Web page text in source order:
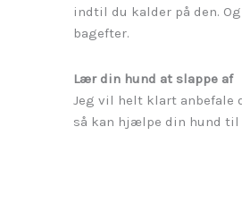
indtil du kalder på den.
bagefter.
Lær din hund at slappe af
Jeg vil helt klart anbefale
så kan hjælpe din hund til